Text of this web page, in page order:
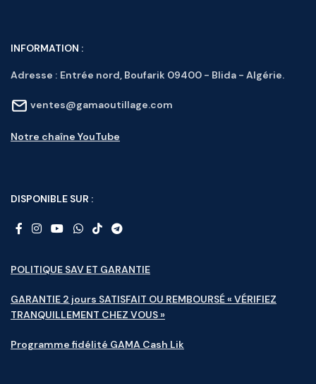
INFORMATION :
Adresse : Entrée nord, Boufarik 09400 - Blida - Algérie.
ventes@gamaoutillage.com
Notre chaîne YouTube
DISPONIBLE SUR :
POLITIQUE SAV ET GARANTIE
GARANTIE 2 jours SATISFAIT OU REMBOURSÉ « VÉRIFIEZ
TRANQUILLEMENT CHEZ VOUS »
Programme fidélité GAMA Cash Lik